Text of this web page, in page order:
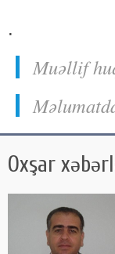
.
Muəllif
Oxşar